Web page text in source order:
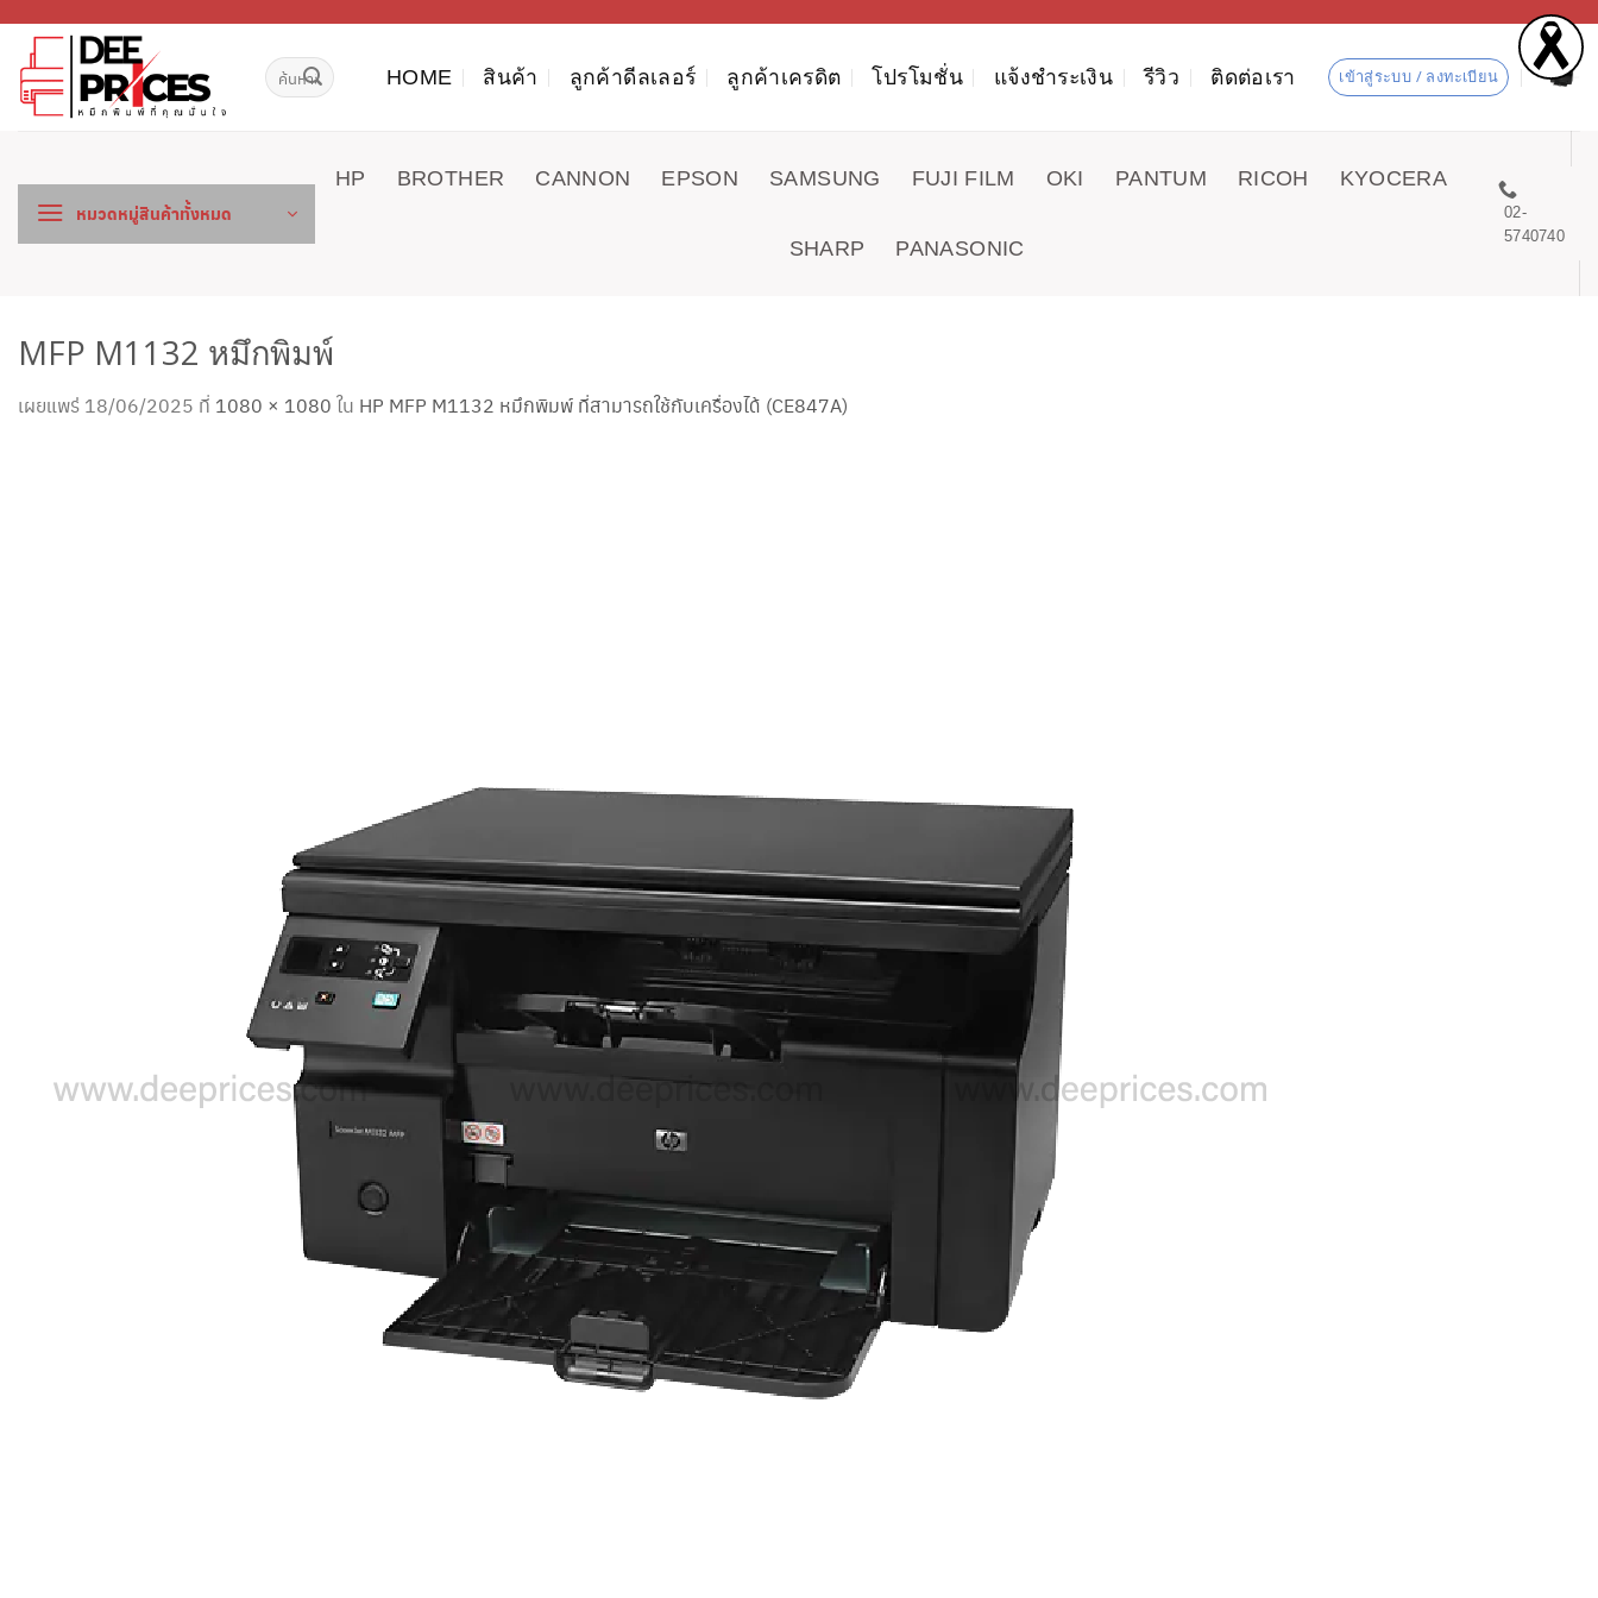
เนื้อหา
ค้นหา: HOME สินค้า ลูกค้าดีลเลอร์ ลูกค้าเครดิต โปรโมชั่น แจ้งชำระเงิน รีวิว ติดต่อเรา เข้าสู่ระบบ / ลงทะเบียน
หมวดหมู่สินค้าทั้งหมด
HP BROTHER CANNON EPSON SAMSUNG FUJI FILM OKI PANTUM RICOH KYOCERA
SHARP PANASONIC
02-
5740740
MFP M1132 หมึกพิมพ์
เผยแพร่ 18/06/2025 ที่ 1080 × 1080 ใน HP MFP M1132 หมึกพิมพ์ ที่สามารถใช้กับเครื่องได้ (CE847A)